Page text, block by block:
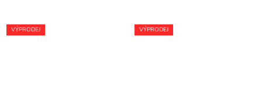
VÝPRODEJ VÝPRODEJ